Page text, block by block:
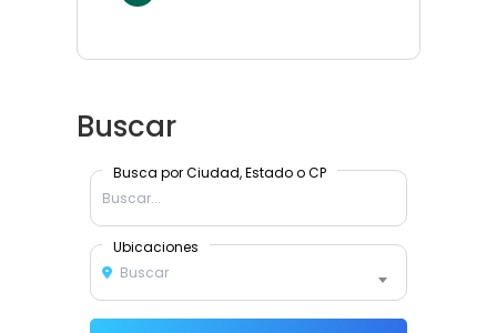
Buscar
Busca por Ciudad, Estado o CP
Ubicaciones
Buscar